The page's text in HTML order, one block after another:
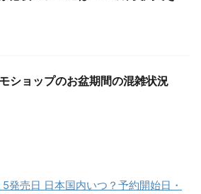
ショップのお盆期間の混雑状況
発売日 日本国内いつ？予約開始日・